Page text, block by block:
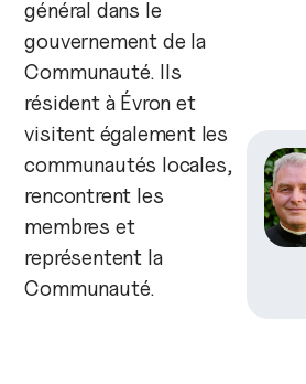
général dans le
gouvernement de la
Communauté. Ils
résident à Évron et
visitent également les
communautés locales,
rencontrent les
membres et
représentent la
Communauté.